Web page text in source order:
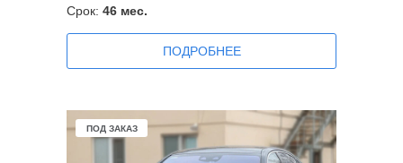
Срок: 46 мес.
ПОДРОБНЕЕ
ПОД ЗАКАЗ